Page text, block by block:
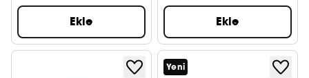
Ekle Ekle
Yeni